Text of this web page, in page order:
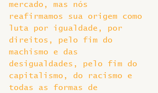
mercado, mas nós
reafirmamos sua origem como
luta por igualdade, por
direitos, pelo fim do
machismo e das
desigualdades, pelo fim do
capitalismo, do racismo e
todas as formas de